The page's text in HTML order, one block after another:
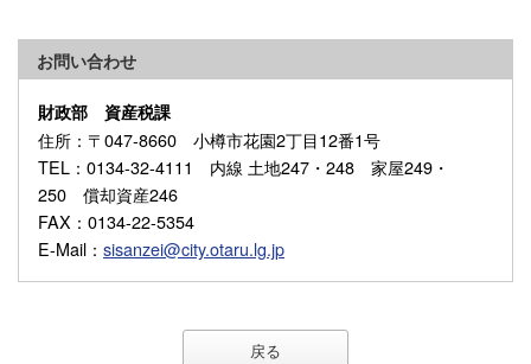
お問い合わせ
財政部 資産税課
住所 ：〒047-8660 小樽市花園2丁目12番1号
TEL ：0134-32-4111 内線 土地247・248 家屋249・
250 償却資産246
FAX ：0134-22-5354
E-Mail ： sisanzei@city.otaru.lg.jp
戻る